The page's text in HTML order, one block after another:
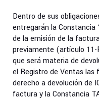
Dentro de sus
entregarán la Constancia
de la emisión de la
previamente (artículo 11-
que será materia de
el Registro de Ventas las
derecho a devolución de
factura y la Constancia